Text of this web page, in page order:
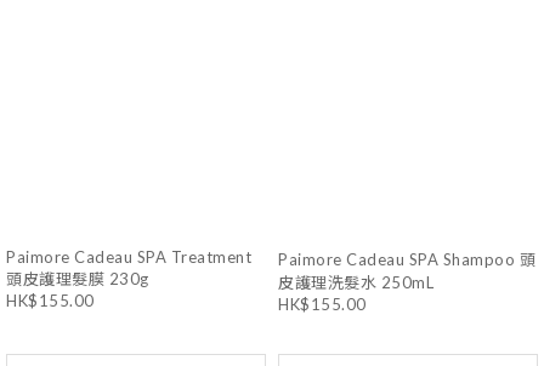
Paimore Cadeau SPA Treatment
頭皮護理髮膜 230g
HK$155.00
Paimore Cadeau SPA Shampoo 頭
皮護理洗髮水 250mL
HK$155.00